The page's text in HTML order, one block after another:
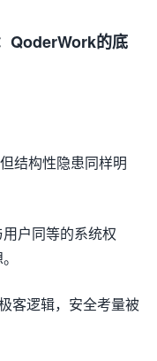
QoderWork的底
结构性隐患同样明
户同等的系统权
客逻辑，安全考量被